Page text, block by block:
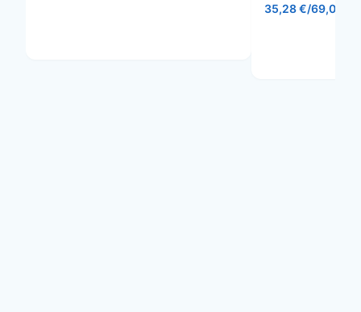
35,28 €/69,00 лв.